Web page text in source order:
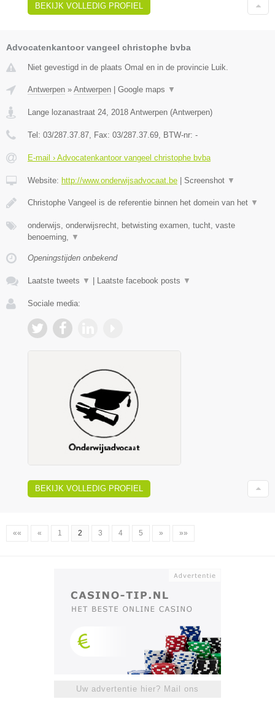
BEKIJK VOLLEDIG PROFIEL
Advocatenkantoor vangeel christophe bvba
Niet gevestigd in de plaats Omal en in de provincie Luik.
Antwerpen » Antwerpen Google maps ▼
Lange lozanastraat 24 2018 Antwerpen (Antwerpen)
Tel: 03/287.37.87 , Fax: 03/287.37.69 , BTW-nr: -
E-mail › Advocatenkantoor vangeel christophe bvba
Website: http://www.onderwijsadvocaat.be Screenshot ▼
Christophe Vangeel is de referentie binnen het domein van het ▼
onderwijs, onderwijsrecht, betwisting examen, tucht, vaste
benoeming,
▼
Openingstijden onbekend
Laatste tweets ▼ Laatste facebook posts ▼
Sociale media:
BEKIJK VOLLEDIG PROFIEL
«« « 1 2 3 4 5 » »»
Uw advertentie hier? Mail ons